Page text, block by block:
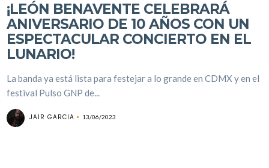
¡LEÓN BENAVENTE CELEBRARÁ
ANIVERSARIO DE 10 AÑOS CON UN
ESPECTACULAR CONCIERTO EN EL
LUNARIO!
La banda ya está lista para festejar a lo grande en CDMX y en el
festival Pulso GNP de...
JAIR GARCIA 13/06/2023